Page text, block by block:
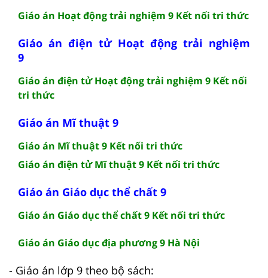
Giáo án Hoạt động trải nghiệm 9 Kết nối tri thức
Giáo án điện tử Hoạt động trải nghiệm
9
Giáo án điện tử Hoạt động trải nghiệm 9 Kết nối
tri thức
Giáo án Mĩ thuật 9
Giáo án Mĩ thuật 9 Kết nối tri thức
Giáo án điện tử Mĩ thuật 9 Kết nối tri thức
Giáo án Giáo dục thể chất 9
Giáo án Giáo dục thể chất 9 Kết nối tri thức
Giáo án Giáo dục địa phương 9 Hà Nội
- Giáo án lớp 9 theo bộ sách: